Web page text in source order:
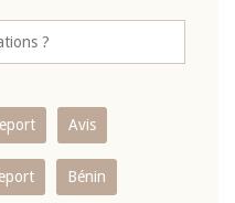
Avis
Bénin